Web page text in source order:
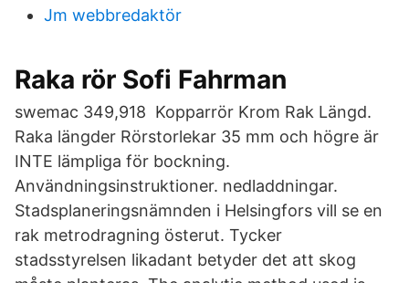
Jm webbredaktör
Raka rör Sofi Fahrman
swemac 349,918 Kopparrör Krom Rak Längd.
Raka längder Rörstorlekar 35 mm och högre är
INTE lämpliga för bockning.
Användningsinstruktioner. nedladdningar.
Stadsplaneringsnämnden i Helsingfors vill se en
rak metrodragning österut. Tycker
stadsstyrelsen likadant betyder det att skog